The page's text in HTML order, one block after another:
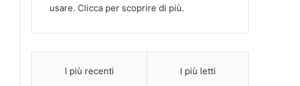
I più recenti I più letti